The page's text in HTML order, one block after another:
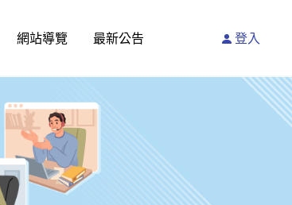
網站導覽 最新公告 登入